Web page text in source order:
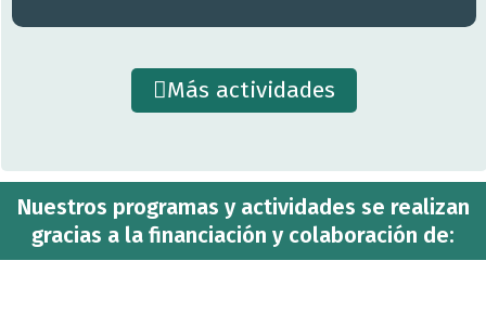
Más actividades
Nuestros programas y actividades se realizan
gracias a la financiación y colaboración de: